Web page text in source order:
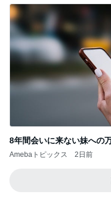
8年間会いに来ない妹への
Amebaトピックス 2日前